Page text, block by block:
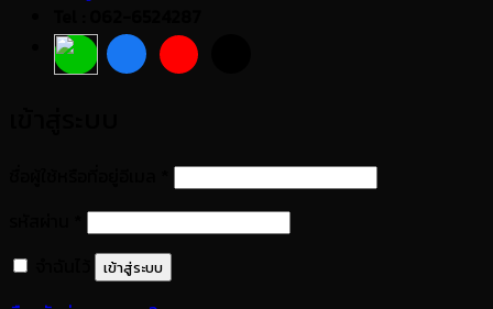
ต้องการ
ต้องการ
เข้าสู่ระบบ